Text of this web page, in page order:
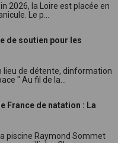
2026, la Loire est placée en
Le p...
de soutien pour les
lieu de détente, dinformation
" Au fil de la...
France de natation : La
piscine Raymond Sommet